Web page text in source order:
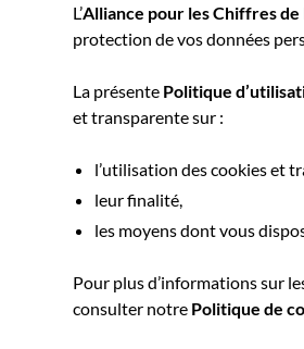
L’Alliance pour les Chiffres de
protection de vos données
La présente Politique
et transparente sur :
l’utilisation des cookies et
leur finalité,
les moyens dont vous
Pour plus d’informations sur
consulter notre Politique de